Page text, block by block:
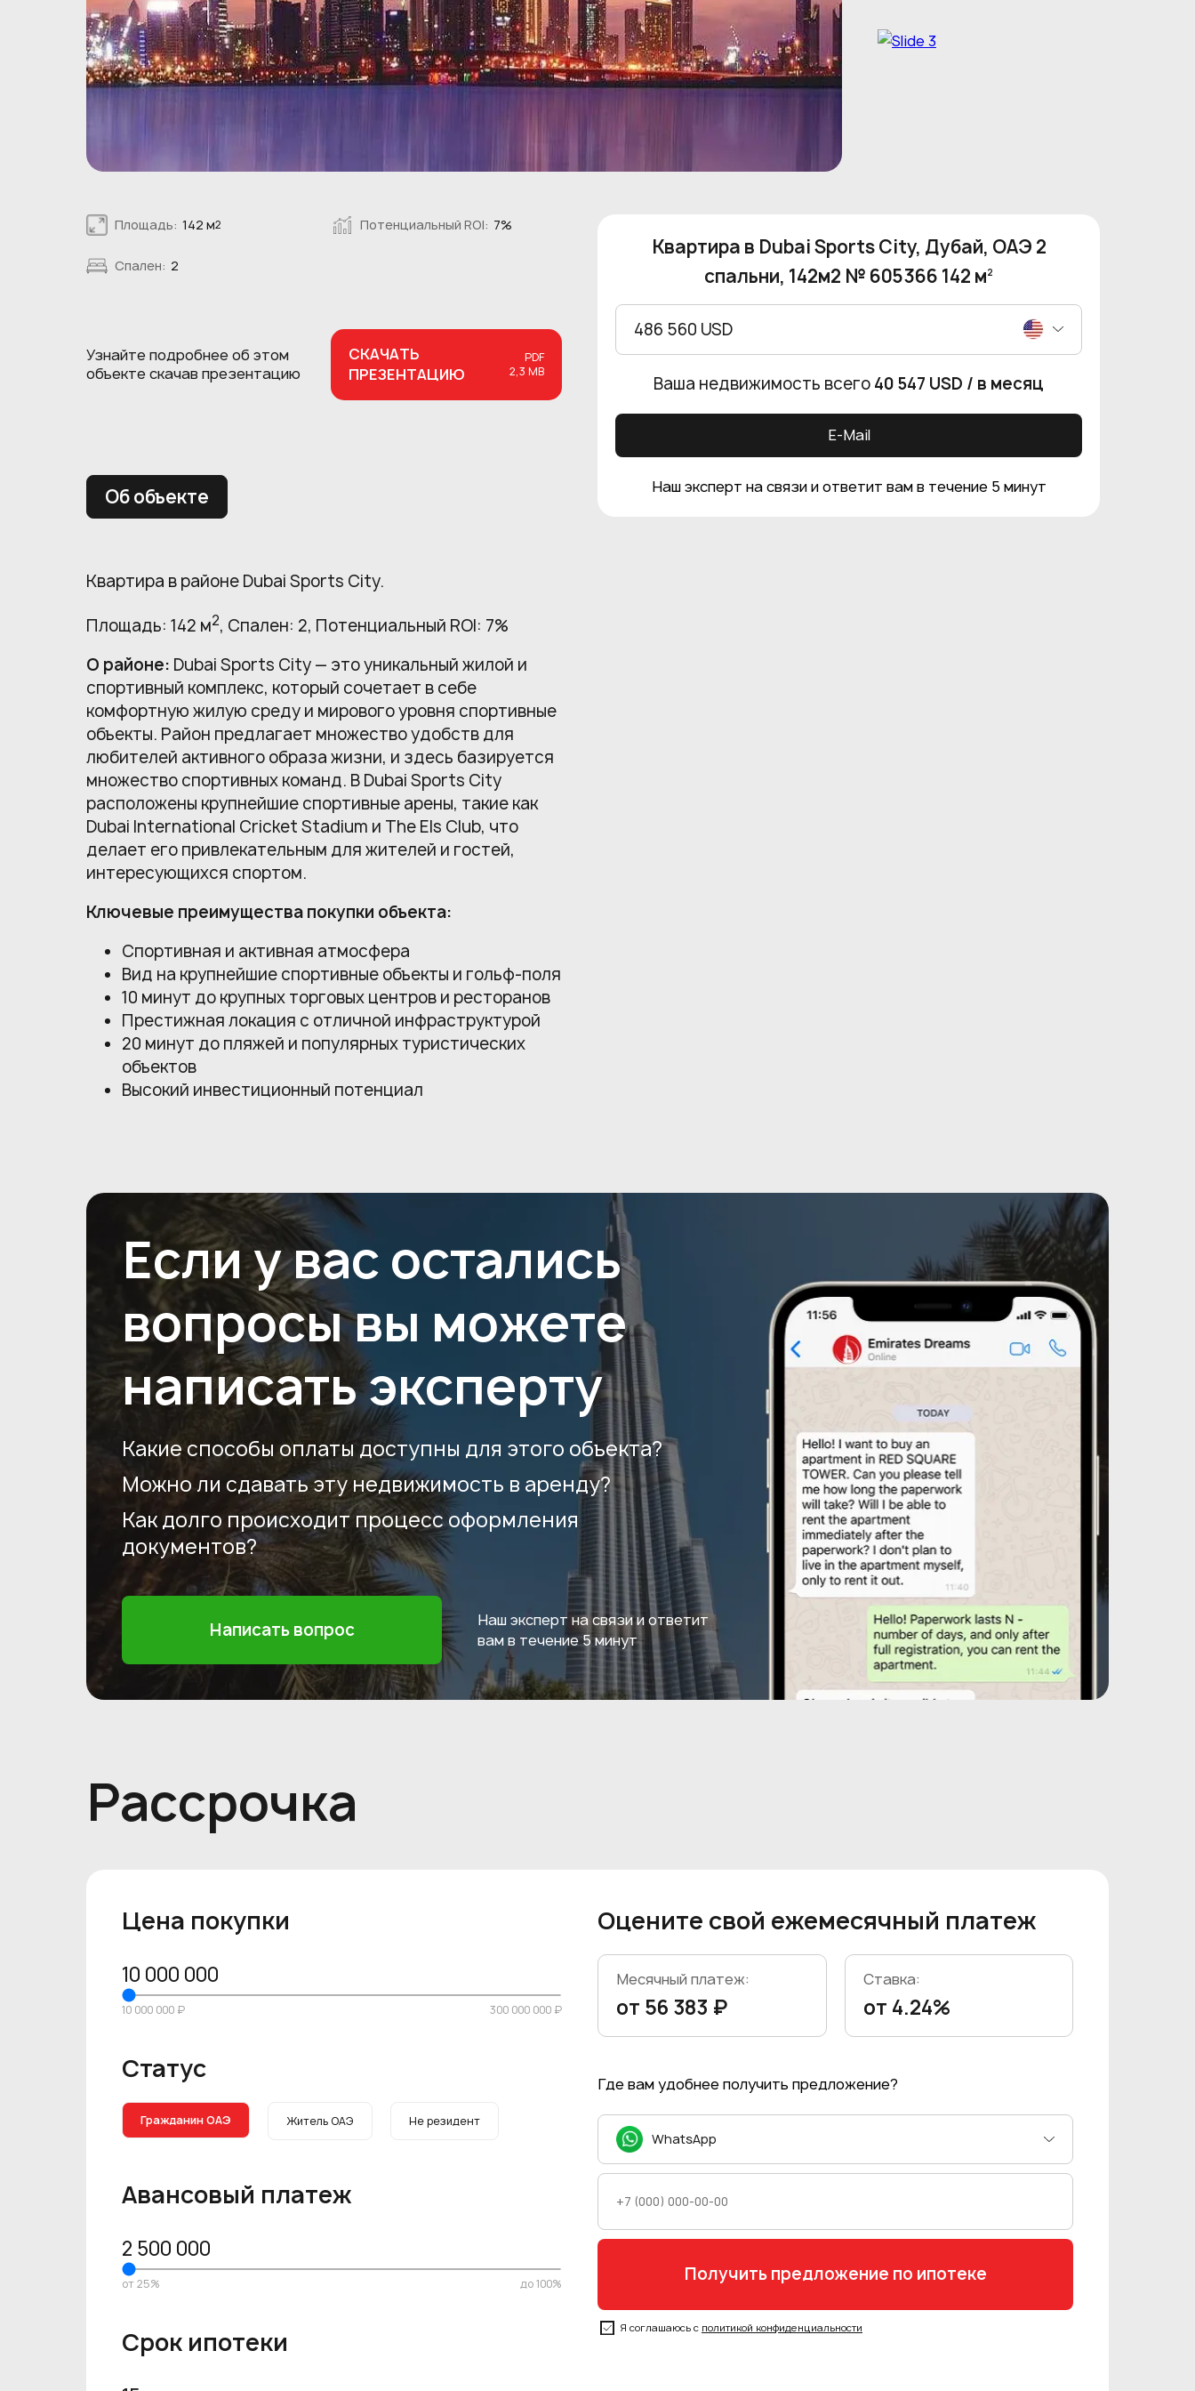
Площадь: 142 м2
Спален: 2
Потенциальный ROI: 7%
Узнайте подробнее об этом
объектескачав презентацию
СКАЧАТЬ
ПРЕЗЕНТАЦИЮ
PDF
2,3 MB
Об объекте
Квартира в районе Dubai Sports City.
Площадь: 142 м2, Спален: 2, Потенциальный ROI: 7%
О районе: Dubai Sports City — это уникальный жилой и
спортивный комплекс, который сочетает в себе
комфортную жилую среду и мирового уровня спортивные
объекты. Район предлагает множество удобств для
любителей активного образа жизни, и здесь базируется
множество спортивных команд. В Dubai Sports City
расположены крупнейшие спортивные арены, такие как
Dubai International Cricket Stadium и The Els Club, что
делает его привлекательным для жителей и гостей,
интересующихся спортом.
Ключевые преимущества покупки объекта:
Спортивная и активная атмосфера
Вид на крупнейшие спортивные объекты и гольф-поля
10 минут до крупных торговых центров и ресторанов
Престижная локация с отличной инфраструктурой
20 минут до пляжей и популярных туристических
объектов
Высокий инвестиционный потенциал
Квартира в Dubai Sports City, Дубай, ОАЭ 2
спальни, 142м2 № 605366 142 м2
486 560 USD
Ваша недвижимость всего 40 547 USD / в месяц
E-Mail
Наш эксперт на связи и ответит вам в течение 5 минут
Если у вас остались
вопросы вы можете
написать эксперту
Какие способы оплаты доступны для этого объекта?
Можно ли сдавать эту недвижимость в аренду?
Как долго происходит процесс оформления
документов?
Написать вопрос
Наш эксперт на связи и ответит
вам в течение5 минут
Рассрочка
Цена покупки
10 000 000
10 000 000 ₽ 300 000 000 ₽
Статус
Гражданин ОАЭ Житель ОАЭ Не резидент
Авансовый платеж
2 500 000
от 25% до 100%
Срок ипотеки
Оцените свой ежемесячный платеж
Месячный платеж:
от 56 383 ₽
Ставка:
от 4.24%
Где вам удобнее получить предложение?
WhatsApp
Я соглашаюсь с политикой конфиденциальности